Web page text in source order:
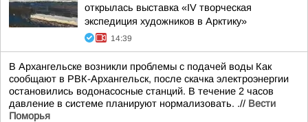
открылась выставка «IV творческая
экспедиция художников в Арктику»
14:39
В Архангельске возникли проблемы с подачей воды Как
сообщают в РВК-Архангельск, после скачка электроэнергии
остановились водонасосные станций. В течение 2 часов
давление в системе планируют нормализовать. .// Вести
Поморья